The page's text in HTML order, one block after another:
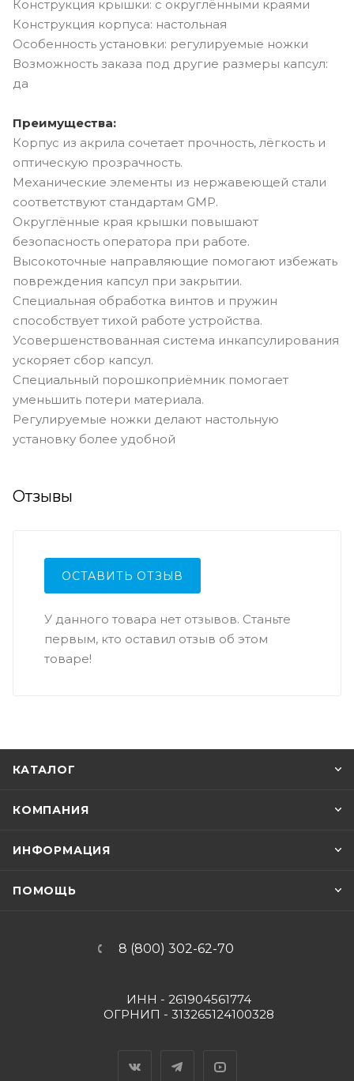
Конструкция крышки: с округлёнными краями
Конструкция корпуса: настольная
Особенность установки: регулируемые ножки
Возможность заказа под другие размеры капсул:
да
Преимущества:
Корпус из акрила сочетает прочность, лёгкость и
оптическую прозрачность.
Механические элементы из нержавеющей стали
соответствуют стандартам GMP.
Округлённые края крышки повышают
безопасность оператора при работе.
Высокоточные направляющие помогают избежать
повреждения капсул при закрытии.
Специальная обработка винтов и пружин
способствует тихой работе устройства.
Усовершенствованная система инкапсулирования
ускоряет сбор капсул.
Специальный порошкоприёмник помогает
уменьшить потери материала.
Регулируемые ножки делают настольную
установку более удобной
Отзывы
ОСТАВИТЬ ОТЗЫВ
У данного товара нет отзывов. Станьте
первым, кто оставил отзыв об этом
товаре!
КАТАЛОГ
КОМПАНИЯ
ИНФОРМАЦИЯ
ПОМОЩЬ
8 (800) 302-62-70
ИНН - 261904561774
ОГРНИП - 313265124100328